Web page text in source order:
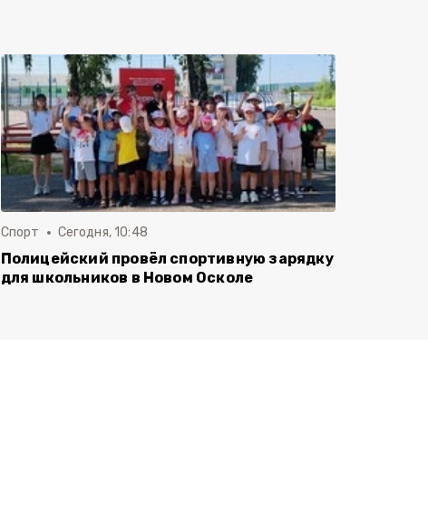
Спорт Сегодня, 10:48
Полицейский провёл спортивную зарядку
для школьников в Новом Осколе